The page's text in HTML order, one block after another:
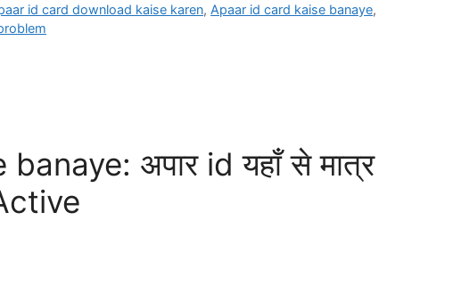
id card download kaise karen, Apaar id card kaise banaye,
अपार id यहाँ से मात्र